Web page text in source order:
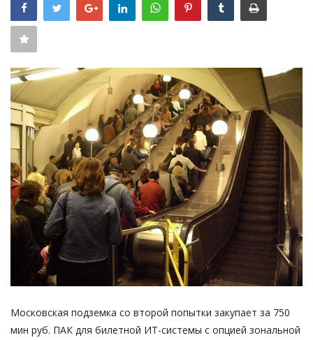
GALLERY
ТУРИЗМ
LOGIN
REGISTER
Московская подземка со второй попытки закупает за 750
мин руб. ПАК для билетной ИТ-системы с опцией зональной